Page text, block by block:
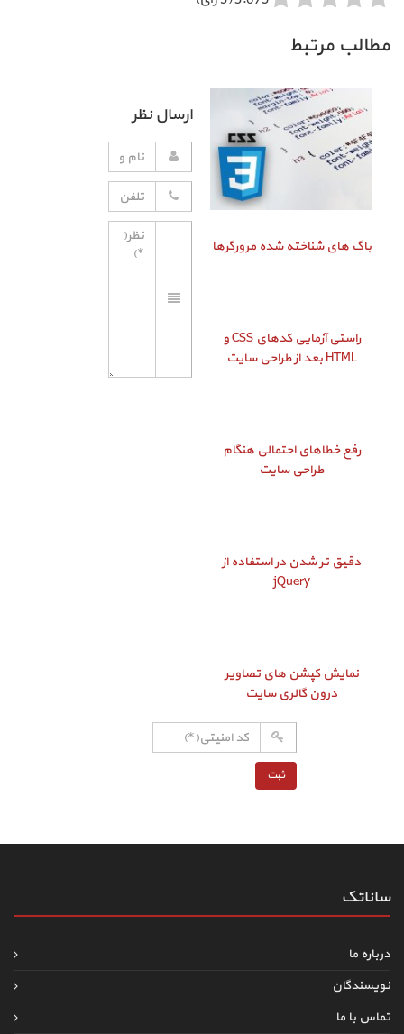
مطالب مرتبط
باگ‌ های شناخته شده مرورگرها
راستی‌ آزمایی کدهای CSS و
HTML بعد از طراحی سایت
رفع خطاهای احتمالی هنگام
طراحی سایت
دقیق‌ تر شدن در استفاده از
jQuery
نمایش کپشن‌ های تصاویر
درون گالری سایت
ارسال نظر
ساناتک
درباره ما
نویسندگان
تماس با ما